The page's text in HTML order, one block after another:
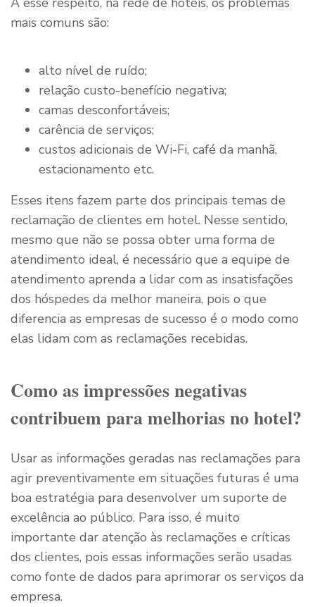
mais comuns são:
alto nível de ruído;
relação custo-benefício negativa;
camas desconfortáveis;
carência de serviços;
custos adicionais de Wi-Fi, café da manhã,
estacionamento etc.
Esses itens fazem parte dos principais temas de
reclamação de clientes em hotel. Nesse sentido,
mesmo que não se possa obter uma forma de
atendimento ideal, é necessário que a equipe de
atendimento aprenda a lidar com as insatisfações
dos hóspedes da melhor maneira, pois o que
diferencia as empresas de sucesso é o modo como
elas lidam com as reclamações recebidas.
Como as impressões negativas
contribuem para melhorias no hotel?
Usar as informações geradas nas reclamações para
agir preventivamente em situações futuras é uma
boa estratégia para desenvolver um suporte de
excelência ao público. Para isso, é muito
importante dar atenção às reclamações e críticas
dos clientes, pois essas informações serão usadas
como fonte de dados para aprimorar os serviços da
empresa.